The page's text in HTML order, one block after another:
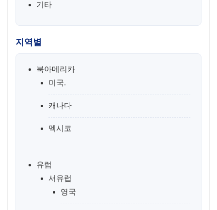
기타
지역별
북아메리카
미국.
캐나다
멕시코
유럽
서유럽
영국